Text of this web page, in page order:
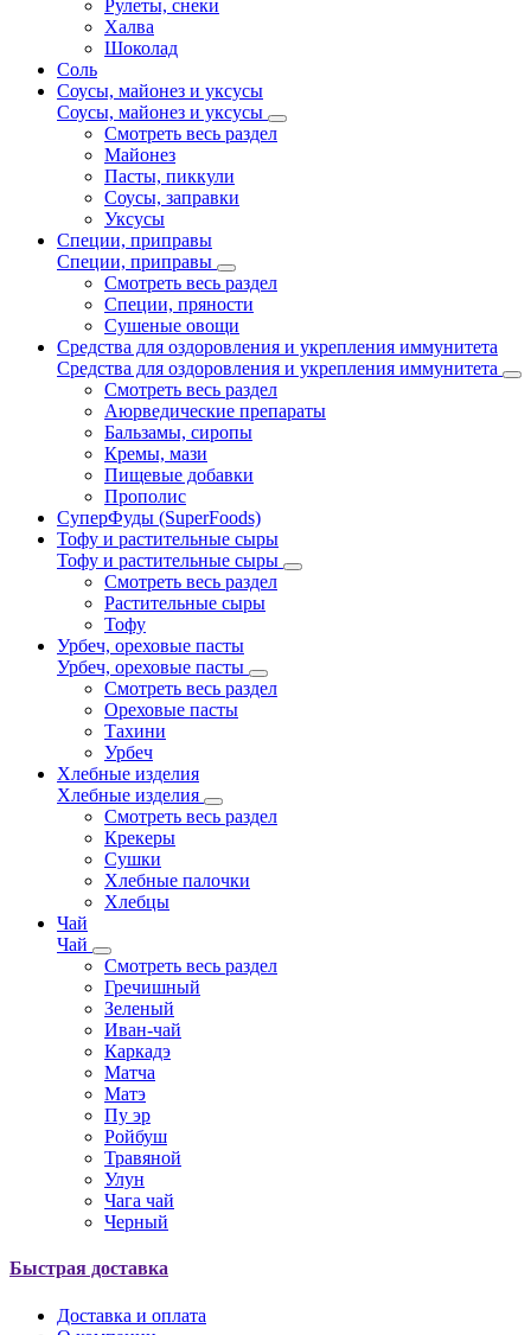
Рулеты, снеки
Халва
Шоколад
Соль
Соусы, майонез и уксусы
Соусы, майонез и уксусы
Смотреть весь раздел
Майонез
Пасты, пиккули
Соусы, заправки
Уксусы
Специи, приправы
Специи, приправы
Смотреть весь раздел
Специи, пряности
Сушеные овощи
Средства для оздоровления и укрепления иммунитета
Средства для оздоровления и укрепления иммунитета
Смотреть весь раздел
Аюрведические препараты
Бальзамы, сиропы
Кремы, мази
Пищевые добавки
Прополис
СуперФуды (SuperFoods)
Тофу и растительные сыры
Тофу и растительные сыры
Смотреть весь раздел
Растительные сыры
Тофу
Урбеч, ореховые пасты
Урбеч, ореховые пасты
Смотреть весь раздел
Ореховые пасты
Тахини
Урбеч
Хлебные изделия
Хлебные изделия
Смотреть весь раздел
Крекеры
Сушки
Хлебные палочки
Хлебцы
Чай
Чай
Смотреть весь раздел
Гречишный
Зеленый
Иван-чай
Каркадэ
Матча
Матэ
Пу эр
Ройбуш
Травяной
Улун
Чага чай
Черный
Быстрая доставка
Доставка и оплата